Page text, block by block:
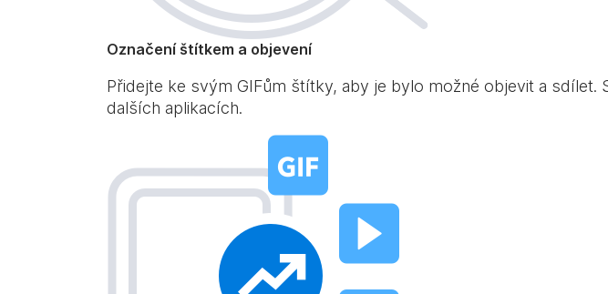
Označení štítkem a objevení
Přidejte ke svým GIFům štítky, aby je bylo možné objevit a sdílet.
dalších aplikacích.